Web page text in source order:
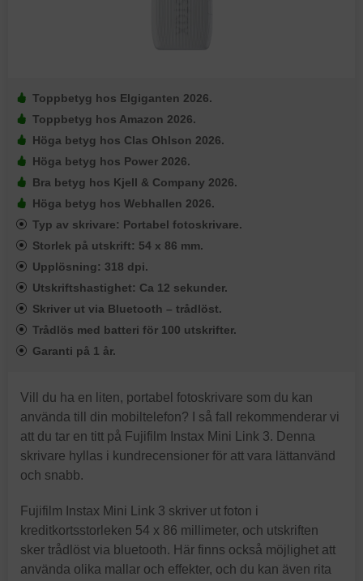
Toppbetyg hos Elgiganten 2026.
Toppbetyg hos Amazon 2026.
Höga betyg hos Clas Ohlson 2026.
Höga betyg hos Power 2026.
Bra betyg hos Kjell & Company 2026.
Höga betyg hos Webhallen 2026.
Typ av skrivare: Portabel fotoskrivare.
Storlek på utskrift: 54 x 86 mm.
Upplösning: 318 dpi.
Utskriftshastighet: Ca 12 sekunder.
Skriver ut via Bluetooth – trådlöst.
Trådlös med batteri för 100 utskrifter.
Garanti på 1 år.
Vill du ha en liten, portabel fotoskrivare som du kan
använda till din mobiltelefon? I så fall rekommenderar vi
att du tar en titt på Fujifilm Instax Mini Link 3. Denna
skrivare hyllas i kundrecensioner för att vara lättanvänd
och snabb.
Fujifilm Instax Mini Link 3 skriver ut foton i
kreditkortsstorleken 54 x 86 millimeter, och utskriften
sker trådlöst via bluetooth. Här finns också möjlighet att
använda olika mallar och effekter, och du kan även rita